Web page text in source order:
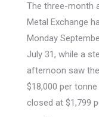
The three-month
Metal Exchange
Monday
July 31, while a
afternoon saw
$18,000 per
closed at $1,799